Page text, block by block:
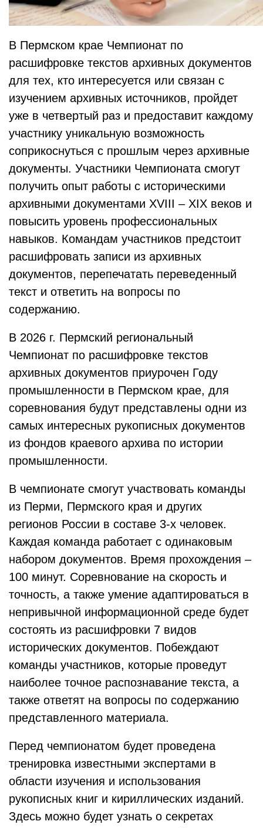
В Пермском крае Чемпионат по
расшифровке текстов архивных документов
для тех, кто интересуется или связан с
изучением архивных источников, пройдет
уже в четвертый раз и предоставит каждому
участнику уникальную возможность
соприкоснуться с прошлым через архивные
документы. Участники Чемпионата смогут
получить опыт работы с историческими
архивными документами XVIII – XIX веков и
повысить уровень профессиональных
навыков. Командам участников предстоит
расшифровать записи из архивных
документов, перепечатать переведенный
текст и ответить на вопросы по
содержанию.
В 2026 г. Пермский региональный
Чемпионат по расшифровке текстов
архивных документов приурочен Году
промышленности в Пермском крае, для
соревнования будут представлены одни из
самых интересных рукописных документов
из фондов краевого архива по истории
промышленности.
В чемпионате смогут участвовать команды
из Перми, Пермского края и других
регионов России в составе 3-х человек.
Каждая команда работает с одинаковым
набором документов. Время прохождения –
100 минут. Соревнование на скорость и
точность, а также умение адаптироваться в
непривычной информационной среде будет
состоять из расшифровки 7 видов
исторических документов. Побеждают
команды участников, которые проведут
наиболее точное распознавание текста, а
также ответят на вопросы по содержанию
представленного материала.
Перед чемпионатом будет проведена
тренировка известными экспертами в
области изучения и использования
рукописных книг и кириллических изданий.
Здесь можно будет узнать о секретах